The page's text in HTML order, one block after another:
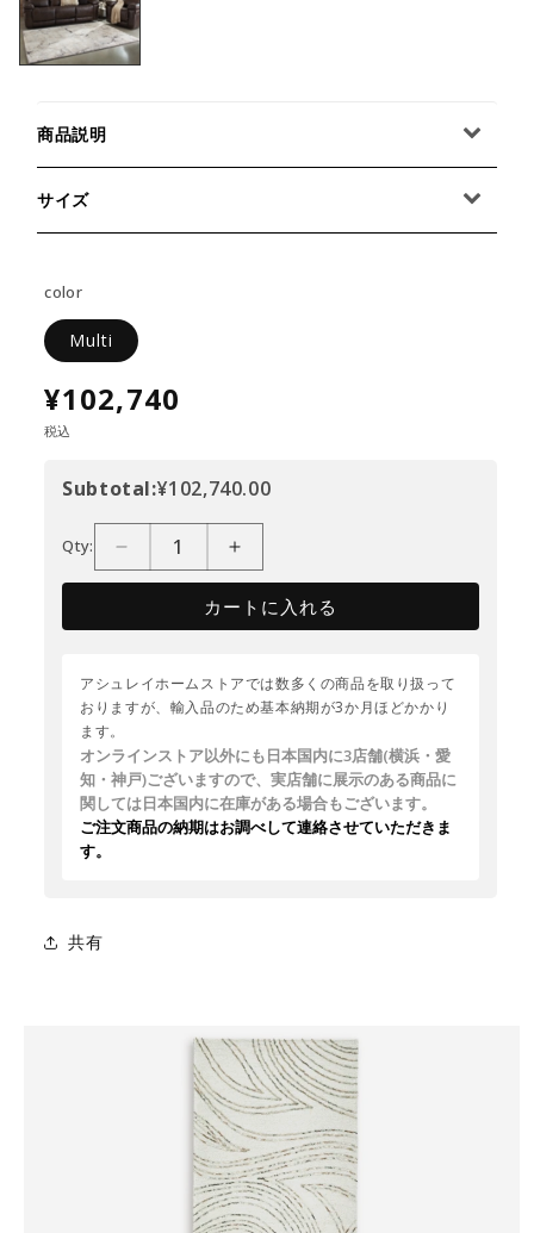
商品説明
サイズ
color
Multi
¥102,740
税込
Subtotal:¥102,740.00
Qty:
カートに入れる
アシュレイホームストアでは数多くの商品を取り扱って
おりますが、輸入品のため基本納期が3か月ほどかかり
ます。
オンラインストア以外にも日本国内に3店舗(横浜・愛
知・神戸)ございますので、実店舗に展示のある商品に
関しては日本国内に在庫がある場合もございます。
ご注文商品の納期はお調べして連絡させていただきま
す。
共有